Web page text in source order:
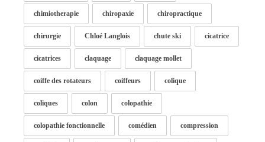
chimiotherapie chiropaxie chiropractique
chirurgie Chloé Langlois chute ski cicatrice
cicatrices claquage claquage mollet
coiffe des rotateurs coiffeurs colique
coliques colon colopathie
colopathie fonctionnelle comédien compression